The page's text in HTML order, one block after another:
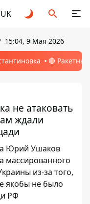
UK
15:04, 9 Мая 2026
🔴
не атаковать
ждали
Юрий Ушаков
массированного
из-за того,
якобы не было
РФ